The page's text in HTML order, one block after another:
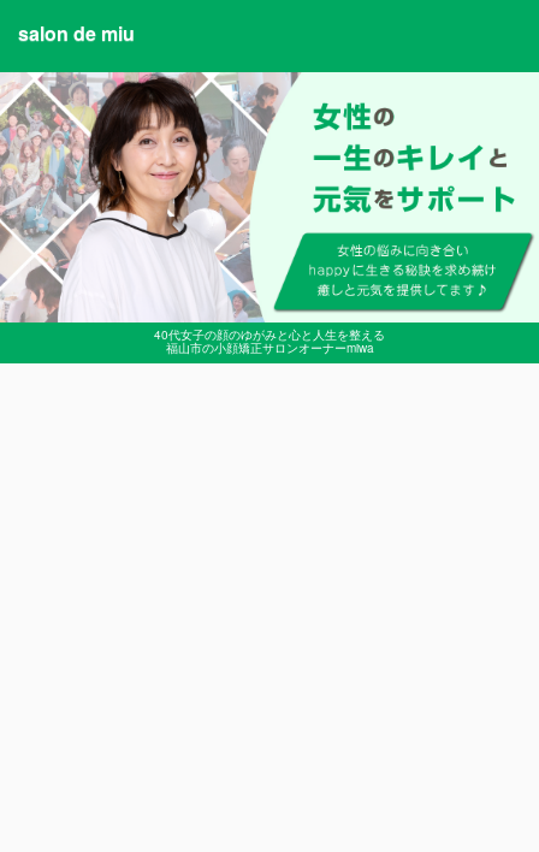
40代女子の顔のゆがみと心と人生を整える
福山市の小顔矯正サロンオーナーmiwa
salon de miu